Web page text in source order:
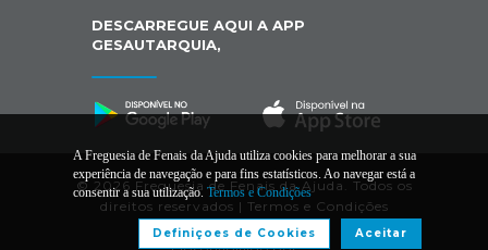
DESCARREGUE AQUI A APP
GESAUTARQUIA,
© 2026 Freguesia de Fenais da Ajuda. Todos os
direitos reservados | Termos e Condições
A Freguesia de Fenais da Ajuda utiliza cookies para melhorar a sua
experiência de navegação e para fins estatísticos. Ao navegar está a
consentir a sua utilização. Termos e Condições
Aceitar
Definiçoes de Cookies